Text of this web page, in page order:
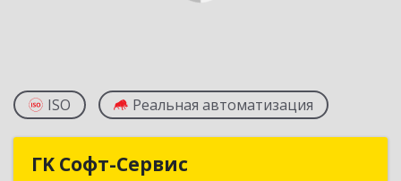
ISO Реальная автоматизация
ГK Софт-Сервис